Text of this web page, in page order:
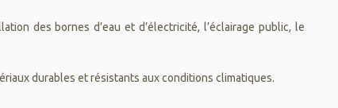
des bornes d’eau et d’électricité, l’éclairage public, le
durables et résistants aux conditions climatiques.